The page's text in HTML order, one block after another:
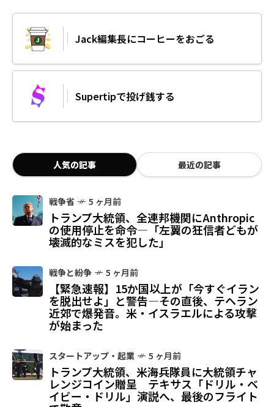
Jack編集長にコーヒーをおごる
Supertipで投げ銭する
人気の記事 最近の記事
戦争省 5 ヶ月前
トランプ大統領、全連邦機関にAnthropic
の使用停止を命令—「左翼の狂信者どもが
壊滅的なミスを犯した」
戦争と紛争 5 ヶ月前
【緊急速報】15か国以上が「今すぐイラン
を脱出せよ」と警告—その直後、テヘラン
近郊で爆発音。米・イスラエルによる攻撃
が始まった
スタートアップ・起業 5 ヶ月前
トランプ大統領、米海兵隊員に大統領チャ
レンジコイン贈呈 テキサス「ドリル・ベ
イビー・ドリル」演説へ、最後のフライト